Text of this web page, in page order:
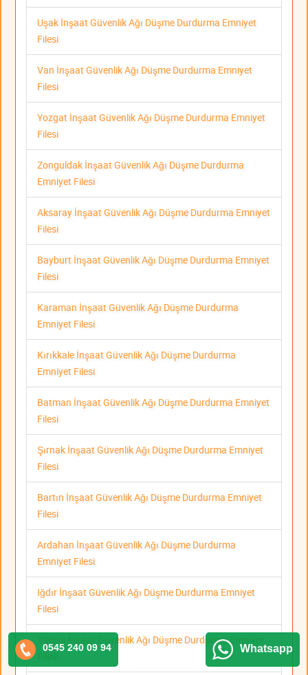
Uşak İnşaat Güvenlik Ağı Düşme Durdurma Emniyet
Filesi
Van İnşaat Güvenlik Ağı Düşme Durdurma Emniyet
Filesi
Yozgat İnşaat Güvenlik Ağı Düşme Durdurma Emniyet
Filesi
Zonguldak İnşaat Güvenlik Ağı Düşme Durdurma
Emniyet Filesi
Aksaray İnşaat Güvenlik Ağı Düşme Durdurma Emniyet
Filesi
Bayburt İnşaat Güvenlik Ağı Düşme Durdurma Emniyet
Filesi
Karaman İnşaat Güvenlik Ağı Düşme Durdurma
Emniyet Filesi
Kırıkkale İnşaat Güvenlik Ağı Düşme Durdurma
Emniyet Filesi
Batman İnşaat Güvenlik Ağı Düşme Durdurma Emniyet
Filesi
Şırnak İnşaat Güvenlik Ağı Düşme Durdurma Emniyet
Filesi
Bartın İnşaat Güvenlik Ağı Düşme Durdurma Emniyet
Filesi
Ardahan İnşaat Güvenlik Ağı Düşme Durdurma
Emniyet Filesi
Iğdır İnşaat Güvenlik Ağı Düşme Durdurma Emniyet
Filesi
Yalova İnşaat Güvenlik Ağı Düşme Durdurma Emniyet
0545 240 09 94 Whatsapp